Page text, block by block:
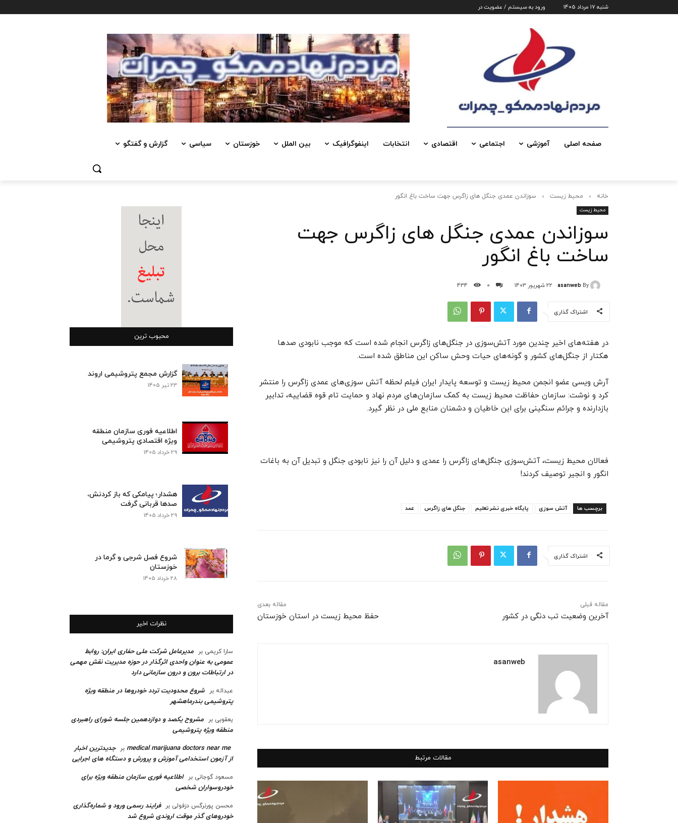
شنبه 17 مرداد 1405 ورود به سیستم / عضویت در
صفحه اصلی آموزشی اجتماعی اقتصادی انتخابات اینفوگرافیک بین الملل خوزستان سیاسی گزارش و گفتگو
خانه محیط زیست سوزاندن عمدی جنگل های زاگرس جهت ساخت باغ انگور
محیط زیست
سوزاندن عمدی جنگل های زاگرس جهت
ساخت باغ انگور
By
asanweb 22 شهریور 1403 0
434
اشتراک گذاری
در هفته‌های اخیر چندین مورد آتش‌سوزی در جنگل‌های زاگرس انجام شده است که موجب نابودی صدها
هکتار از جنگل‌های کشور و گونه‌های حیات وحش ساکن این مناطق شده است.
آرش ویسی عضو انجمن محیط زیست و توسعه پایدار ایران فیلم لحظه آتش سوزی‌های عمدی زاگرس را منتشر
کرد و نوشت: سازمان حفاظت محیط زیست به کمک سازمان‌های مردم نهاد و حمایت تام قوه قضاییه، تدابیر
بازدارنده و جرائم سنگینی برای این خاطیان و دشمنان منابع ملی در نظر گیرد.
فعالان محیط زیست، آتش‌سوزی جنگل‌های زاگرس را عمدی و دلیل آن را نیز نابودی جنگل و تبدیل آن به باغات
انگور و انجیر توصیف کردند!
برچسب ها آتش سوزی پایگاه خبری نشرتعلیم جنگل های زاگرس عمد
اشتراک گذاری
مقاله قبلی
آخرین وضعیت تب دنگی در کشور
مقاله بعدی
حفظ محیط زیست در استان خوزستان
asanweb
مقالات مرتبط
محبوب ترین
گزارش مجمع پتروشیمی اروند
23 تیر 1405
اطلاعیه فوری سازمان منطقه
ویژه اقتصادی پتروشیمی
29 خرداد 1405
هشدار؛ پیامکی که باز کردنش،
صدها قربانی گرفت
29 خرداد 1405
شروع فصل شرجی و گرما در
خوزستان
28 خرداد 1405
نظرات اخیر
سارا کریمی بر
مدیرعامل شرکت ملی حفاری ایران: روابط
عمومی به عنوان واحدی اثرگذار در حوزه مدیریت نقش مهمی
در ارتباطات برون و درون سازمانی دارد
عبداله بر
شروع محدودیت تردد خودروها در منطقه ویژه
پتروشیمی بندرماهشهر
یعقوبی بر
مشروح یکصد و دوازدهمین جلسه شورای راهبردی
منطقه ویژه پتروشیمی‌
medical marijuana doctors near me بر
جدیدترین اخبار
از آزمون استخدامی آموزش و پرورش و دستگاه های اجرایی
مسعود گوجانی بر
اطلاعیه فوری سازمان منطقه ویژه برای
خودروسواران شخصی
محسن پورنرگس دزفولی بر
فرایند رسمی ورود و شماره‌گذاری
خودرو‌های گذر موقت اروندی شروع شد